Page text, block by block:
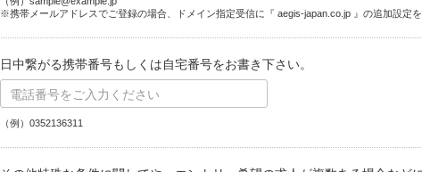
※携帯メールアドレスでご登録の場合、ドメイン指定受信に『 aegis-japan.co.jp 』の追加設定
日中繋がる携帯番号もしくは自宅番号をお書き下さい。
（例）0352136311